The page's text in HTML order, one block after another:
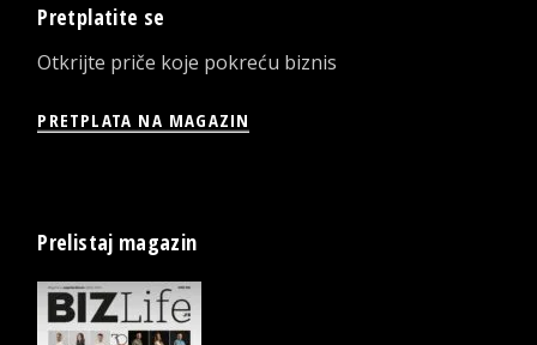
Pretplatite se
Otkrijte priče koje pokreću biznis
PRETPLATA NA MAGAZIN
Prelistaj magazin